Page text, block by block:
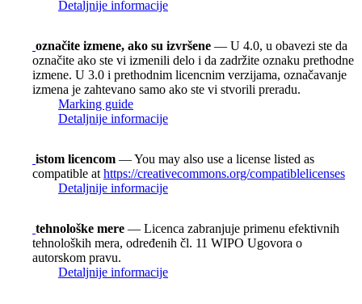
Detaljnije informacije
označite izmene, ako su izvršene — U 4.0, u obavezi ste da
označite ako ste vi izmenili delo i da zadržite oznaku prethodne
izmene. U 3.0 i prethodnim licencnim verzijama, označavanje
izmena je zahtevano samo ako ste vi stvorili preradu.
Marking guide
Detaljnije informacije
istom licencom — You may also use a license listed as
compatible at https://creativecommons.org/compatiblelicenses
Detaljnije informacije
tehnološke mere — Licenca zabranjuje primenu efektivnih
tehnoloških mera, određenih čl. 11 WIPO Ugovora o
autorskom pravu.
Detaljnije informacije